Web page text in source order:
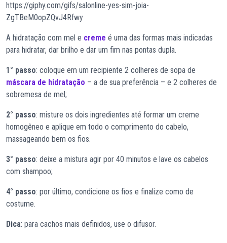
https://giphy.com/gifs/salonline-yes-sim-joia-
ZgTBeM0opZQvJ4Rfwy
A hidratação com mel e creme é uma das formas mais indicadas
para hidratar, dar brilho e dar um fim nas pontas dupla.
1° passo: coloque em um recipiente 2 colheres de sopa de
máscara de hidratação – a de sua preferência – e 2 colheres de
sobremesa de mel;
2° passo: misture os dois ingredientes até formar um creme
homogêneo e aplique em todo o comprimento do cabelo,
massageando bem os fios.
3° passo: deixe a mistura agir por 40 minutos e lave os cabelos
com shampoo;
4° passo: por último, condicione os fios e finalize como de
costume.
Dica: para cachos mais definidos, use o difusor.